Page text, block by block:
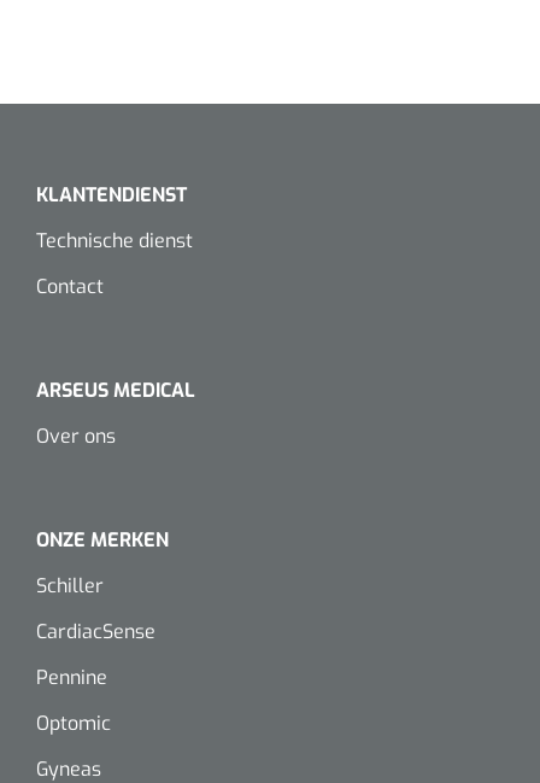
KLANTENDIENST
Technische dienst
Contact
ARSEUS MEDICAL
Over ons
ONZE MERKEN
Schiller
CardiacSense
Pennine
Optomic
Gyneas